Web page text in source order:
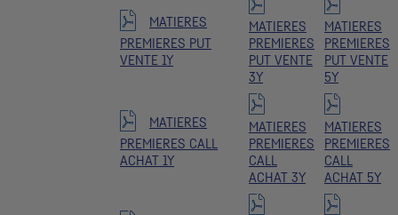
MATIERES
PREMIERES PUT
VENTE 1Y
MATIERES
PREMIERES
PUT VENTE
3Y
MATIERES
PREMIERES
PUT VENTE
5Y
MATIERES
PREMIERES CALL
ACHAT 1Y
MATIERES
PREMIERES
CALL
ACHAT 3Y
MATIERES
PREMIERES
CALL
ACHAT 5Y